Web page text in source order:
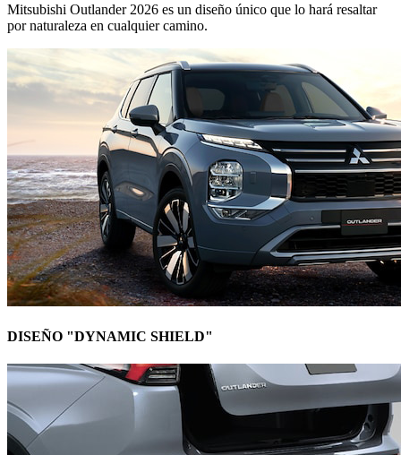
Mitsubishi Outlander 2026 es un diseño único que lo hará resaltar
por naturaleza en cualquier camino.
DISEÑO "DYNAMIC SHIELD"